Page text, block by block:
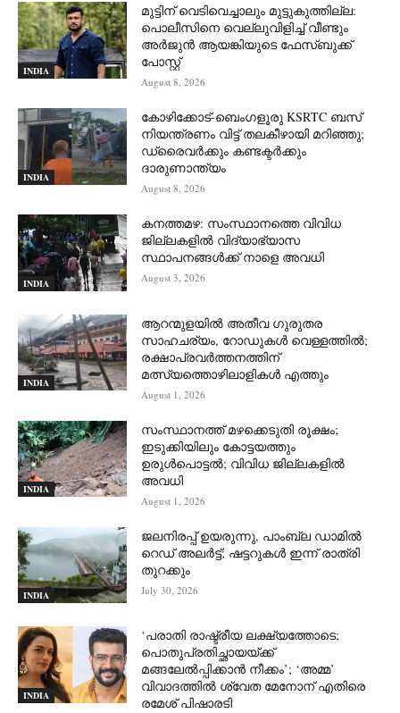
INDIA
മുട്ടിന് വെടിവെച്ചാലും മുട്ടുകുത്തില്ല:
പൊലീസിനെ വെല്ലുവിളിച്ച് വീണ്ടും
അർജുൻ ആയങ്കിയുടെ ഫേസ്ബുക്ക്
പോസ്റ്റ്
August 8, 2026
INDIA
കോഴിക്കോട്-ബെംഗളൂരു KSRTC ബസ്
നിയന്ത്രണം വിട്ട് തലകീഴായി മറിഞ്ഞു;
ഡ്രെെവർക്കും കണ്ടക്ടർക്കും
ദാരുണാന്ത്യം
August 8, 2026
INDIA
കനത്തമഴ: സംസ്ഥാനത്തെ വിവിധ
ജില്ലകളിൽ വിദ്യാഭ്യാസ
സ്ഥാപനങ്ങൾക്ക് നാളെ അവധി
August 3, 2026
INDIA
ആറന്മുളയില്‍ അതീവ ഗുരുതര
സാഹചര്യം, റോഡുകള്‍ വെള്ളത്തില്‍;
രക്ഷാപ്രവര്‍ത്തനത്തിന്
മത്സ്യത്തൊഴിലാളികള്‍ എത്തും
August 1, 2026
INDIA
സംസ്ഥാനത്ത് മഴക്കെടുതി രൂക്ഷം;
ഇടുക്കിയിലും കോട്ടയത്തും
ഉരുള്‍പൊട്ടല്‍; വിവിധ ജില്ലകളില്‍
അവധി
August 1, 2026
INDIA
ജലനിരപ്പ് ഉയരുന്നു, പാംബ്ല ഡാമിൽ
റെഡ് അലർട്ട്; ഷട്ടറുകൾ ഇന്ന് രാത്രി
തുറക്കും
July 30, 2026
INDIA
‘പരാതി രാഷ്ട്രീയ ലക്ഷ്യത്തോടെ;
പൊതുപ്രതിച്ഛായയ്ക്ക്
മങ്ങലേല്‍പ്പിക്കാന്‍ നീക്കം’; ‘അമ്മ’
വിവാദത്തില്‍ ശ്വേത മേനോന് എതിരെ
രമേശ് പിഷാരടി